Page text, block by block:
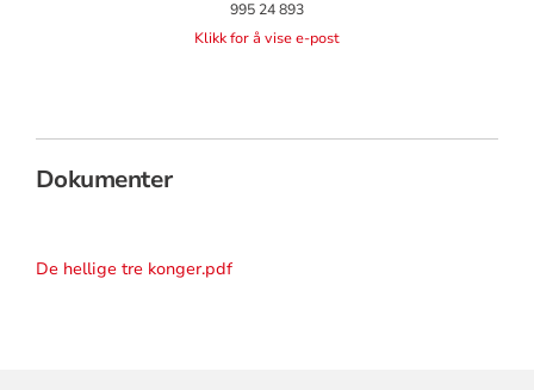
995 24 893
Klikk for å vise e-post
Dokumenter
De hellige tre konger.pdf